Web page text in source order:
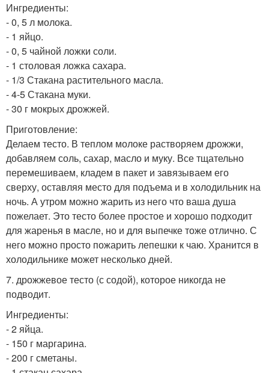
Ингредиенты:
- 0, 5 л молока.
- 1 яйцо.
- 0, 5 чайной ложки соли.
- 1 столовая ложка сахара.
- 1/3 Стакана растительного масла.
- 4-5 Стакана муки.
- 30 г мокрых дрожжей.
Приготовление:
Делаем тесто. В теплом молоке растворяем дрожжи,
добавляем соль, сахар, масло и муку. Все тщательно
перемешиваем, кладем в пакет и завязываем его
сверху, оставляя место для подъема и в холодильник на
ночь. А утром можно жарить из него что ваша душа
пожелает. Это тесто более простое и хорошо подходит
для жаренья в масле, но и для выпечке тоже отлично. С
него можно просто пожарить лепешки к чаю. Хранится в
холодильнике может несколько дней.
7. дрожжевое тесто (с содой), которое никогда не
подводит.
Ингредиенты:
- 2 яйца.
- 150 г маргарина.
- 200 г сметаны.